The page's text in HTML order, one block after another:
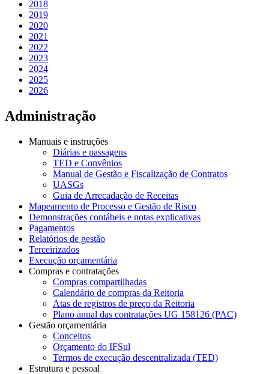
2018
2019
2020
2021
2022
2023
2024
2025
2026
Administração
Manuais e instruções
Diárias e passagens
TED e Convênios
Manual de Gestão e Fiscalização de Contratos
UASGs
Guia de Arrecadação de Receitas
Mapeamento de Processo e Gestão de Risco
Demonstrações contábeis e notas explicativas
Pagamentos
Relatórios de gestão
Terceirizados
Execução orçamentária
Compras e contratações
Compras compartilhadas
Calendário de compras da Reitoria
Atas de registros de preço da Reitoria
Plano anual das contratações UG 158126 (PAC)
Gestão orçamentária
Conceitos
Orçamento do IFSul
Termos de execução descentralizada (TED)
Estrutura e pessoal